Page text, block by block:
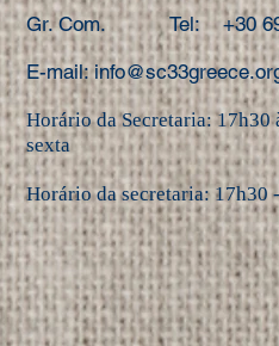
Gr. Com. Tel: +30 693
E-mail:
Horário da Secretaria: 17h30
sexta
Horário da secretaria: 17h30